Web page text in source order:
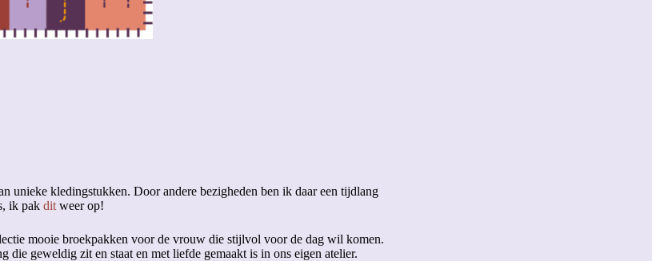
unieke kledingstukken. Door andere bezigheden ben ik daar een tijdlang
ik pak dit weer op!
mooie broekpakken voor de vrouw die stijlvol voor de dag wil komen.
die geweldig zit en staat en met liefde gemaakt is in ons eigen atelier.